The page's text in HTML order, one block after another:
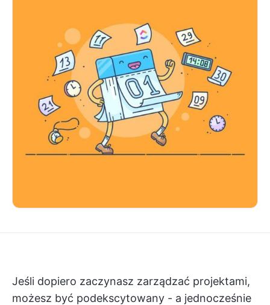
Jeśli dopiero zaczynasz zarządzać projektami,
możesz być podekscytowany - a jednocześnie